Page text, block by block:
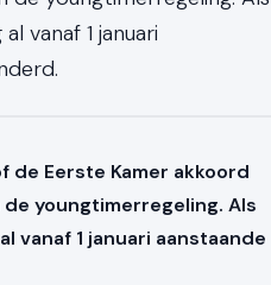
vanaf 1 januari
de Eerste Kamer akkoord
youngtimerregeling. Als
vanaf 1 januari aanstaande